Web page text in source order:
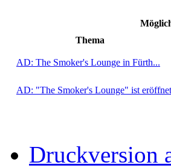
Thema
AD: The Smoker's Lounge in Fürth...
AD: "The Smoker's Lounge" ist eröffnet
Druckversion